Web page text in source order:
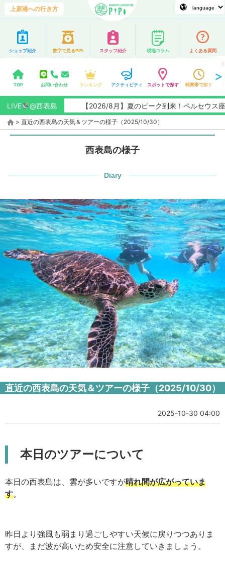
上原港への行き方
ショップ紹介 数字で見るPiPi スタッフ紹介 現地コラム よくある質問
TOP お問い合わせ ランキング アクティビティ スポットで探す 時間帯で探す
LIVE @西表島 【2026/8月】夏のピーク到来！ペルセウス座流
> 直近の西表島の天気＆ツアーの様子（2025/10/30）
西表島の様子
Diary
直近の西表島の天気＆ツアーの様子（2025/10/30）
2025-10-30 04:00
本日のツアーについて
本日の西表島は、雲が多いですが晴れ間が広がっていま
す。
昨日より強風も弱まり過ごしやすい天候に戻りつつありま
すが、まだ波が高いため安全に注意していきましょう。